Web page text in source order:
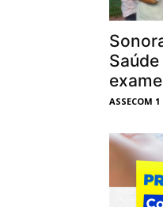
ASSECOM 1